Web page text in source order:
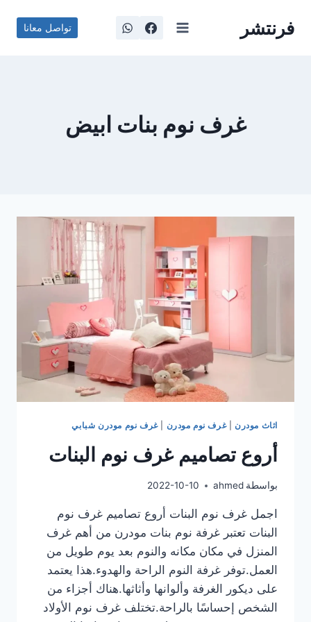
فرنتشر تواصل معانا
غرف نوم بنات ابيض
اثاث مودرن|غرف نوم مودرن |غرف نوم مودرن شبابي
أروع تصاميم غرف نوم البنات
بواسطة ahmed
2022-10-10
اجمل غرف نوم البنات أروع تصاميم غرف نوم
البنات تعتبر غرفة نوم بنات مودرن من أهم غرف
المنزل في مكان مكانه والنوم بعد يوم طويل من
العمل.توفر غرفة النوم الراحة والهدوء.هذا يعتمد
على ديكور الغرفة وألوانها وأثاثها.هناك أجزاء من
الشخص إحساسًا بالراحة.تختلف غرف نوم الأولاد